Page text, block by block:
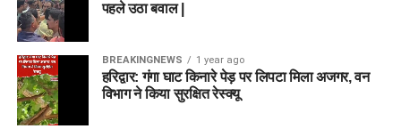
पहले उठा बवाल |
BREAKINGNEWS 1 year ago
हरिद्वार: गंगा घाट किनारे पेड़ पर लिपटा मिला अजगर, वन
विभाग ने किया सुरक्षित रेस्क्यू